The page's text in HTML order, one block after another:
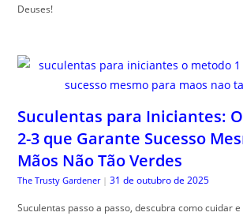
Deuses!
Suculentas para Iniciantes:
2-3 que Garante Sucesso
Mãos Não Tão Verdes
The Trusty Gardener | 31 de outubro de 2025
Suculentas passo a passo, descubra como cuidar